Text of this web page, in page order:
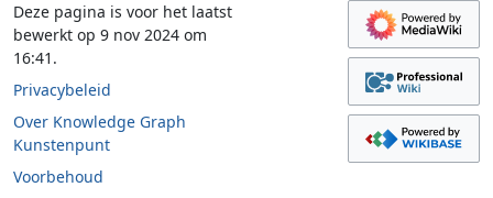
Deze pagina is voor het laatst
bewerkt op 9 nov 2024 om
16:41.
Privacybeleid
Over Knowledge Graph
Kunstenpunt
Voorbehoud